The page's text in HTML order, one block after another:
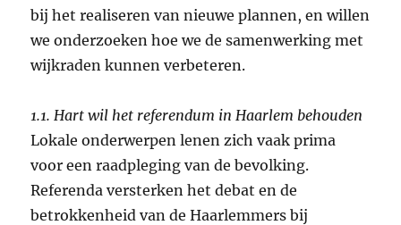
bij het realiseren van nieuwe plannen, en willen
we onderzoeken hoe we de samenwerking met
wijkraden kunnen verbeteren.
1.1. Hart wil het referendum in Haarlem behouden
Lokale onderwerpen lenen zich vaak prima
voor een raadpleging van de bevolking.
Referenda versterken het debat en de
betrokkenheid van de Haarlemmers bij